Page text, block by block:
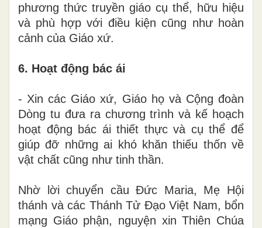
phương thức truyền giáo cụ thể, hữu hiệu
và phù hợp với điều kiện cũng như hoàn
cảnh của Giáo xứ.
6. Hoạt động bác ái
- Xin các Giáo xứ, Giáo họ và Cộng đoàn
Dòng tu đưa ra chương trình và kế hoạch
hoạt động bác ái thiết thực và cụ thể để
giúp đỡ những ai khó khăn thiếu thốn về
vật chất cũng như tinh thần.
Nhờ lời chuyển cầu Đức Maria, Mẹ Hội
thánh và các Thánh Tử Đạo Việt Nam, bổn
mạng Giáo phận, nguyện xin Thiên Chúa